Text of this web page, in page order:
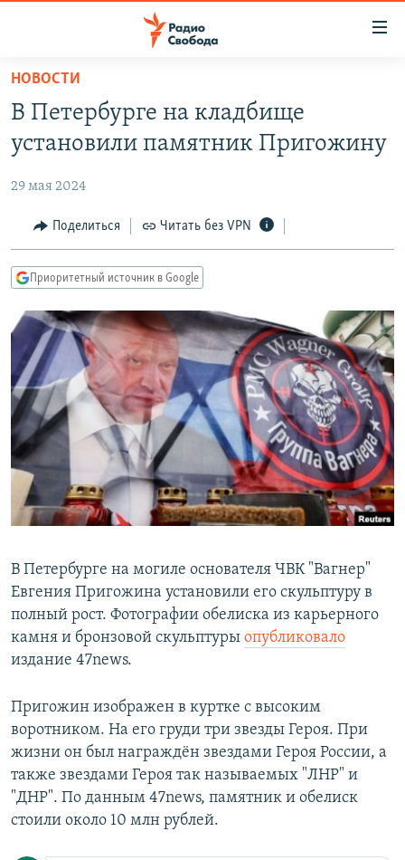
упрощенного
доступа
основному
Вернутся
главной
навигации
Вернутся
поиску
ПРОГРАММЫ
ПОДКАСТЫ
ЦИТАТЫ СВОБОДЫ
МНЕНИЯ
IDEL.РЕАЛИИ
КАВКАЗ.РЕАЛИИ
СЕВЕР.РЕАЛИИ
СИБИРЬ.РЕАЛИИ
РАСПИСАНИЕ ВЕЩАНИЯ
ПОДПИШИТЕСЬ НА РАССЫЛКУ
СОЦИАЛЬНЫЕ СЕТИ
Все сайты РСЕ/РС
НОВОСТИ
В Петербурге на кладбище
установили памятник Пригожину
29 мая 2024
Поделиться Читать без VPN
Приоритетный источник в Google
В Петербурге на могиле основателя ЧВК "Вагнер"
Евгения Пригожина установили его скульптуру в
полный рост. Фотографии обелиска из карьерного
камня и бронзовой скульптуры опубликовало
издание 47news.
Пригожин изображен в куртке с высоким
воротником. На его груди три звезды Героя. При
жизни он был награждён звездами Героя России, а
также звездами Героя так называемых "ЛНР" и
"ДНР". По данным 47news, памятник и обелиск
стоили около 10 млн рублей.